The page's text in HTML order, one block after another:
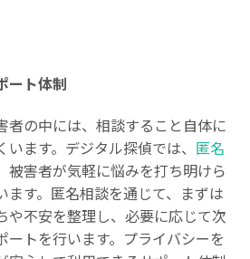
ート体制
者の中には、相談すること自体に
ます。デジタル探偵では、 匿名
被害者が気軽に悩みを打ち明けら
ます。匿名相談を通じて、まずは
や不安を整理し、必要に応じて次
ートを行います。プライバシーを